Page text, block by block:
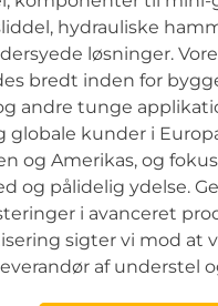
hydrauliske
løsninger.
bredt inden for
andre tunge
globale kunder i
og Amerikas, og
og pålidelig ydelse.
i avanceret
sigter vi mod at
af understel